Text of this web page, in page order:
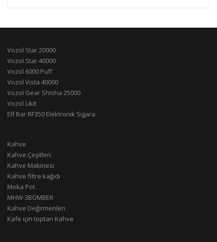
Vozol Star 20000
Vozol Star 40000
Vozol 6000 Puff
Vozol Vista 40000
Vozol Gear Shisha 25000
Vozol Likit
Elf Bar RF350 Elektronik Sigara
Kahve
Kahve Çeşitleri
Kahve Makinesi
Kahve filtre kağıdı
Moka Pot
MHW-3BOMBER
Kahve Değirmenleri
Kafe için toptan Kahve